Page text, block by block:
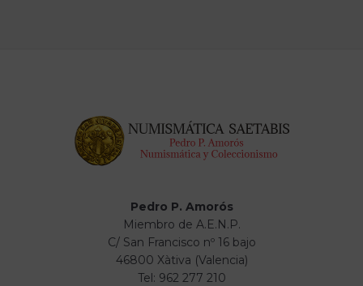
Pedro P. Amorós
Miembro de A.E.N.P.
C/ San Francisco nº 16 bajo
46800 Xàtiva (Valencia)
Tel: 962 277 210